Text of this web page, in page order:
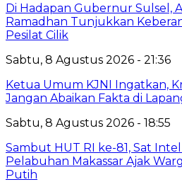
Di Hadapan Gubernur Sulsel,
Ramadhan Tunjukkan
Pesilat Cilik
Sabtu, 8 Agustus 2026 - 21:36
Ketua Umum KJNI Ingatkan,
Jangan Abaikan Fakta di
Sabtu, 8 Agustus 2026 - 18:55
Sambut HUT RI ke-81, Sat
Pelabuhan Makassar Ajak
Putih